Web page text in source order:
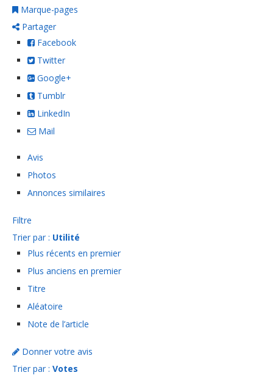
Marque-pages
Partager
Facebook
Twitter
Google+
Tumblr
LinkedIn
Mail
Avis
Photos
Annonces similaires
Filtre
Trier par : Utilité
Plus récents en premier
Plus anciens en premier
Titre
Aléatoire
Note de l’article
Donner votre avis
Trier par : Votes